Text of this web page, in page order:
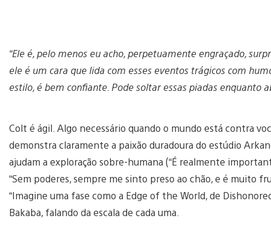
“Ele é, pelo menos eu acho, perpetuamente engraçado,
ele é um cara que lida com esses eventos trágicos com
estilo, é bem confiante. Pode soltar essas piadas enquanto
Colt é ágil. Algo necessário quando o mundo está contra
demonstra claramente a paixão duradoura do estúdio
ajudam a exploração sobre-humana (“É realmente
“Sem poderes, sempre me sinto preso ao chão, e é muito
“Imagine uma fase como a Edge of the World, de
Bakaba, falando da escala de cada uma.